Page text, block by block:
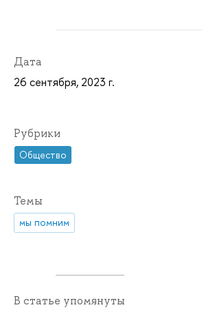
Дата
26 сентября, 2023 г.
Рубрики
Общество
Темы
мы помним
В статье упомянуты